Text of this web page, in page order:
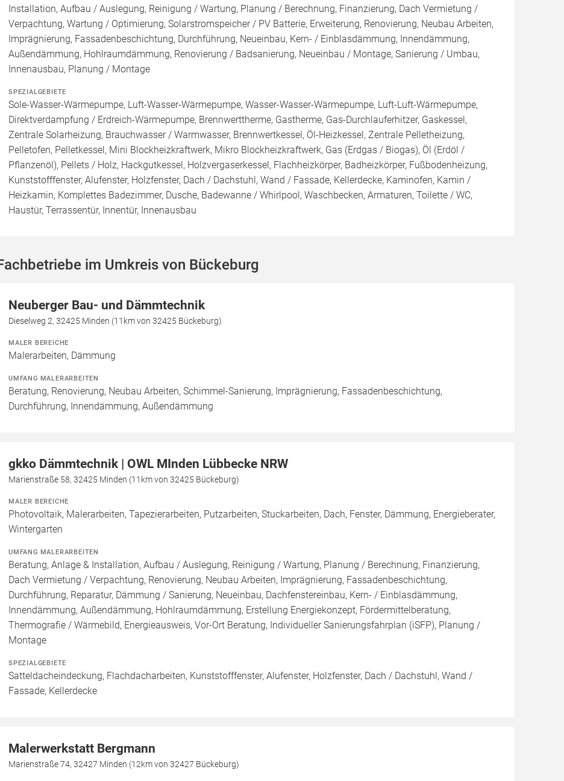
Installation, Aufbau / Auslegung, Reinigung / Wartung, Planung / Berechnung, Finanzierung, Dach Vermietung /
Verpachtung, Wartung / Optimierung, Solarstromspeicher / PV Batterie, Erweiterung, Renovierung, Neubau Arbeiten,
Imprägnierung, Fassadenbeschichtung, Durchführung, Neueinbau, Kern- / Einblasdämmung, Innendämmung,
Außendämmung, Hohlraumdämmung, Renovierung / Badsanierung, Neueinbau / Montage, Sanierung / Umbau,
Innenausbau, Planung / Montage
SPEZIALGEBIETE
Sole-Wasser-Wärmepumpe, Luft-Wasser-Wärmepumpe, Wasser-Wasser-Wärmepumpe, Luft-Luft-Wärmepumpe,
Direktverdampfung / Erdreich-Wärmepumpe, Brennwerttherme, Gastherme, Gas-Durchlauferhitzer, Gaskessel,
Zentrale Solarheizung, Brauchwasser / Warmwasser, Brennwertkessel, Öl-Heizkessel, Zentrale Pelletheizung,
Pelletofen, Pelletkessel, Mini Blockheizkraftwerk, Mikro Blockheizkraftwerk, Gas (Erdgas / Biogas), Öl (Erdöl /
Pflanzenöl), Pellets / Holz, Hackgutkessel, Holzvergaserkessel, Flachheizkörper, Badheizkörper, Fußbodenheizung,
Kunststofffenster, Alufenster, Holzfenster, Dach / Dachstuhl, Wand / Fassade, Kellerdecke, Kaminofen, Kamin /
Heizkamin, Komplettes Badezimmer, Dusche, Badewanne / Whirlpool, Waschbecken, Armaturen, Toilette / WC,
Haustür, Terrassentür, Innentür, Innenausbau
im Umkreis von Bückeburg
Neuberger Bau- und Dämmtechnik
Dieselweg 2, 32425 Minden (11km von 32425 Bückeburg)
MALER BEREICHE
Malerarbeiten, Dämmung
UMFANG MALERARBEITEN
Beratung, Renovierung, Neubau Arbeiten, Schimmel-Sanierung, Imprägnierung, Fassadenbeschichtung,
Durchführung, Innendämmung, Außendämmung
gkko Dämmtechnik | OWL MInden Lübbecke NRW
Marienstraße 58, 32425 Minden (11km von 32425 Bückeburg)
MALER BEREICHE
Photovoltaik, Malerarbeiten, Tapezierarbeiten, Putzarbeiten, Stuckarbeiten, Dach, Fenster, Dämmung, Energieberater,
Wintergarten
UMFANG MALERARBEITEN
Beratung, Anlage & Installation, Aufbau / Auslegung, Reinigung / Wartung, Planung / Berechnung, Finanzierung,
Dach Vermietung / Verpachtung, Renovierung, Neubau Arbeiten, Imprägnierung, Fassadenbeschichtung,
Durchführung, Reparatur, Dämmung / Sanierung, Neueinbau, Dachfenstereinbau, Kern- / Einblasdämmung,
Innendämmung, Außendämmung, Hohlraumdämmung, Erstellung Energiekonzept, Fördermittelberatung,
Thermografie / Wärmebild, Energieausweis, Vor-Ort Beratung, Individueller Sanierungsfahrplan (iSFP), Planung /
Montage
SPEZIALGEBIETE
Satteldacheindeckung, Flachdacharbeiten, Kunststofffenster, Alufenster, Holzfenster, Dach / Dachstuhl, Wand /
Fassade, Kellerdecke
Malerwerkstatt Bergmann
Marienstraße 74, 32427 Minden (12km von 32427 Bückeburg)